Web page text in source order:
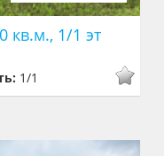
кв.м., 1/1 эт
1/1